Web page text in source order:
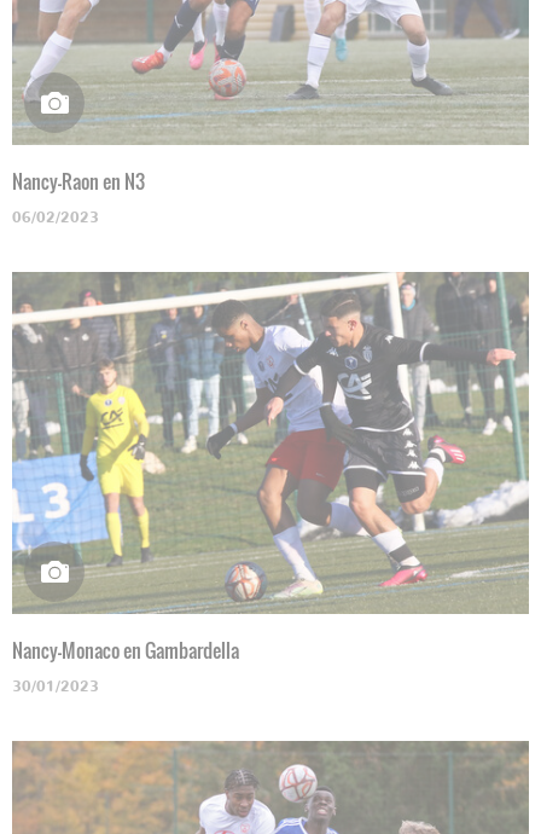
Nancy-Raon en N3
06/02/2023
Nancy-Monaco en Gambardella
30/01/2023